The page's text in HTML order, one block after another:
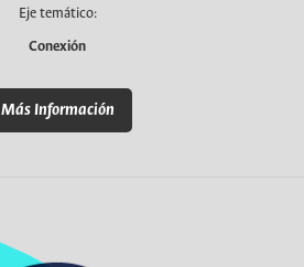
Eje temático:
Conexión
Más Información